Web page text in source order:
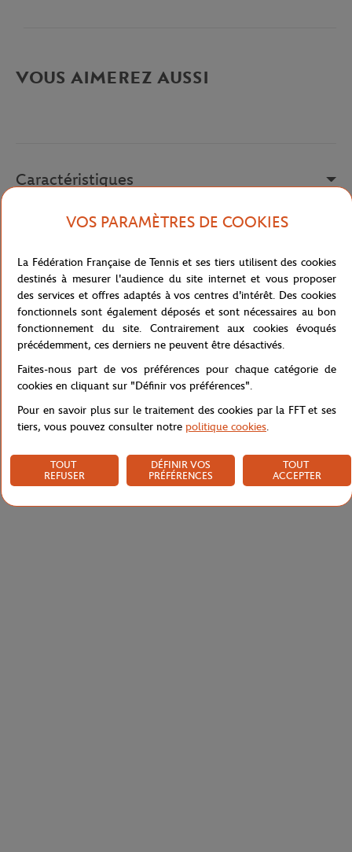
VOUS AIMEREZ AUSSI
Caractéristiques
VOS PARAMÈTRES DE COOKIES
La Fédération Française de Tennis et ses tiers utilisent des cookies
destinés à mesurer l'audience du site internet et vous proposer
des services et offres adaptés à vos centres d'intérêt. Des cookies
fonctionnels sont également déposés et sont nécessaires au bon
fonctionnement du site. Contrairement aux cookies évoqués
précédemment, ces derniers ne peuvent être désactivés.
Faites-nous part de vos préférences pour chaque catégorie de
cookies en cliquant sur "Définir vos préférences".
Pour en savoir plus sur le traitement des cookies par la FFT et ses
tiers, vous pouvez consulter notre politique cookies.
TOUT
REFUSER
DÉFINIR VOS
PRÉFÉRENCES
TOUT
ACCEPTER